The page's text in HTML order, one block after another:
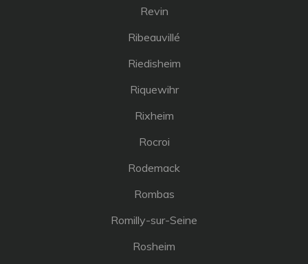
Revin
Ribeauvillé
Riedisheim
Riquewihr
Rixheim
Rocroi
Rodemack
Rombas
Romilly-sur-Seine
Rosheim